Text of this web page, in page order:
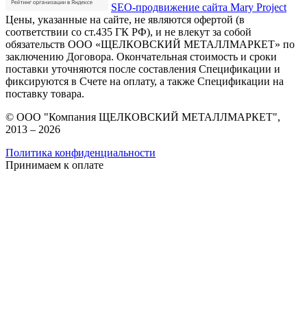
SEO-продвижение сайта Mary Project
Цены, указанные на сайте, не являются офертой (в
соответствии со ст.435 ГК РФ), и не влекут за собой
обязательств ООО «ЩЕЛКОВСКИЙ МЕТАЛЛМАРКЕТ» по
заключению Договора. Окончательная стоимость и сроки
поставки уточняются после составления Спецификации и
фиксируются в Счете на оплату, а также Спецификации на
поставку товара.
© ООО "Компания ЩЕЛКОВСКИЙ МЕТАЛЛМАРКЕТ",
2013 – 2026
Политика конфиденциальности
Принимаем к оплате